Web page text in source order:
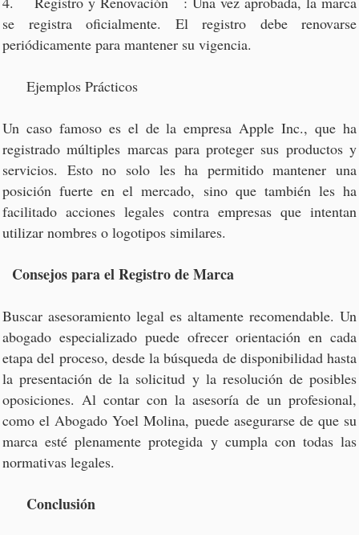
se registra oficialmente. El registro debe renovarse
periódicamente para mantener su vigencia.
Ejemplos Prácticos
Un caso famoso es el de la empresa Apple Inc., que ha
registrado múltiples marcas para proteger sus productos y
servicios. Esto no solo les ha permitido mantener una
posición fuerte en el mercado, sino que también les ha
facilitado acciones legales contra empresas que intentan
utilizar nombres o logotipos similares.
Consejos para el Registro de Marca
Buscar asesoramiento legal es altamente recomendable. Un
abogado especializado puede ofrecer orientación en cada
etapa del proceso, desde la búsqueda de disponibilidad hasta
la presentación de la solicitud y la resolución de posibles
oposiciones. Al contar con la asesoría de un profesional,
como el Abogado Yoel Molina, puede asegurarse de que su
marca esté plenamente protegida y cumpla con todas las
normativas legales.
Conclusión